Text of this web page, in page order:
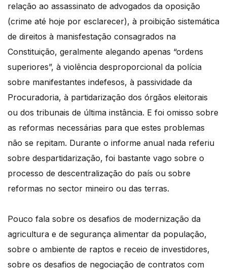
relação ao assassinato de advogados da oposição
(crime até hoje por esclarecer), à proibição sistemática
de direitos à manisfestação consagrados na
Constituição, geralmente alegando apenas “ordens
superiores”, à violência desproporcional da polícia
sobre manifestantes indefesos, à passividade da
Procuradoria, à partidarização dos órgãos eleitorais
ou dos tribunais de última instância. E foi omisso sobre
as reformas necessárias para que estes problemas
não se repitam. Durante o informe anual nada referiu
sobre despartidarização, foi bastante vago sobre o
processo de descentralização do país ou sobre
reformas no sector mineiro ou das terras.
Pouco fala sobre os desafios de modernização da
agricultura e de segurança alimentar da população,
sobre o ambiente de raptos e receio de investidores,
sobre os desafios de negociação de contratos com